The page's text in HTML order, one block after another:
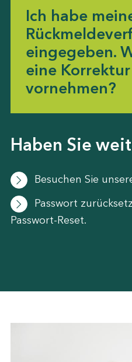
Ich habe
eingegeben.
eine Korrektur
vornehmen?
Haben Sie
Besuchen Sie
Passwort
Passwort-Reset.